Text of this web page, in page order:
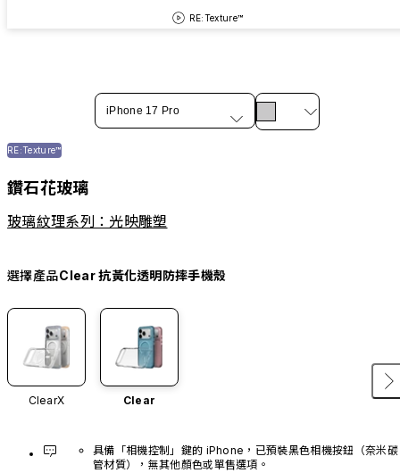
RE:Texture™
iPhone 17 Pro
RE:Texture™
鑽石花玻璃
玻璃紋理系列：光映雕塑
選擇產品Clear 抗黃化透明防摔手機殼
ClearX Clear
具備「相機控制」鍵的 iPhone，已預裝黑色相機按鈕（奈米碳
管材質），無其他顏色或單售選項。